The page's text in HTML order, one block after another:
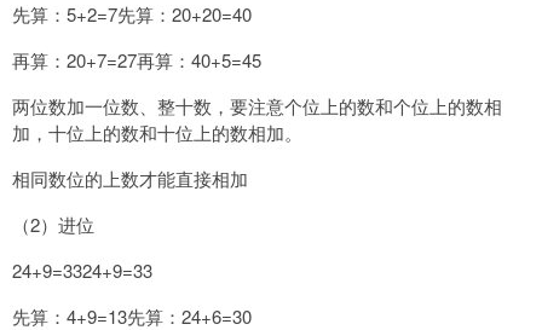
先算：5+2=7先算：20+20=40
再算：20+7=27再算：40+5=45
两位数加一位数、整十数，要注意个位上的数和个位上的数相
加，十位上的数和十位上的数相加。
相同数位的上数才能直接相加
（2）进位
24+9=3324+9=33
先算：4+9=13先算：24+6=30